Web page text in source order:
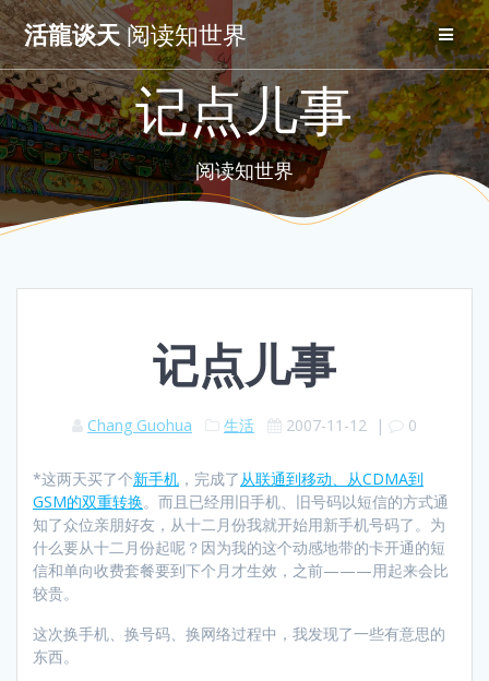
Skip
to
content
活龍谈天阅读知世界
记点儿事
阅读知世界
记点儿事
Chang Guohua 生活 2007-11-12 | 0
*这两天买了个新手机 ，完成了 从联通到移动、从CDMA到
GSM的双重转换。而且已经用旧手机、旧号码以短信的方式通
知了众位亲朋好友，从十二月份我就开始用新手机号码了。为
什么要从十二月份起呢？因为我的这个动感地带的卡开通的短
信和单向收费套餐要到下个月才生效，之前———用起来会比
较贵。
这次换手机、换号码、换网络过程中，我发现了一些有意思的
东西。